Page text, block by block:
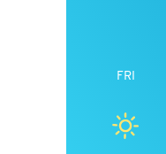
FRI